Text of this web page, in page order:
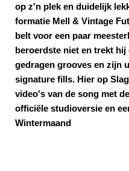
op z'n plek en duidelijk
formatie Mell & Vintage
belt voor een paar
beroerdste niet en trekt
gedragen grooves en zijn
signature fills. Hier op
video's van de song met
officiële studioversie en
Wintermaand